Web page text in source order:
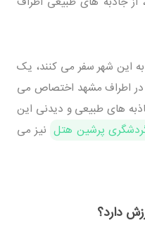
به این شهر سفر می کنند، یک
در اطراف مشهد اختصاص می
های طبیعی و دیدنی این
پرشین هتل نیز می
دارد؟